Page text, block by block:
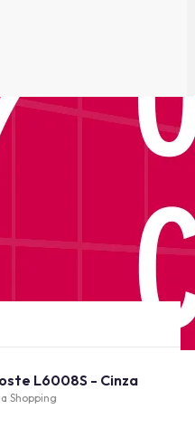
- Cinza
Ver descrição
no momento.
Óculos de Sol Lacoste L6008S - Cinza
Shopping